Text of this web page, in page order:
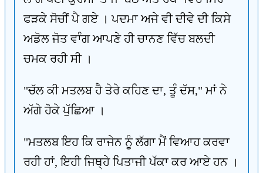
ਫੜਕੇ ਸੋਚੀਂ ਪੈ ਗਏ । ਪਦਮਾ ਅਜੇ ਵੀ ਦੀਵੇ ਦੀ ਕਿਸੇ
ਅਡੋਲ ਜੋਤ ਵਾੰਗ ਆਪਣੇ ਹੀ ਚਾਨਣ ਵਿੱਚ ਬਲਦੀ
ਚਮਕ ਰਹੀ ਸੀ ।
"ਚੱਲ ਕੀ ਮਤਲਬ ਹੈ ਤੇਰੇ ਕਹਿਣ ਦਾ, ਤੂੰ ਦੱਸ," ਮਾਂ ਨੇ
ਅੱਗੇ ਹੋਕੇ ਪੁੱਛਿਆ ।
"ਮਤਲਬ ਇਹ ਕਿ ਰਾਜੇਨ ਨੂੰ ਲੱਗਾ ਮੈਂ ਵਿਆਹ ਕਰਵਾ
ਰਹੀ ਹਾਂ, ਇਹੀ ਜਿਥ੍ਹੇ ਪਿਤਾਜੀ ਪੱਕਾ ਕਰ ਆਏ ਹਨ ।